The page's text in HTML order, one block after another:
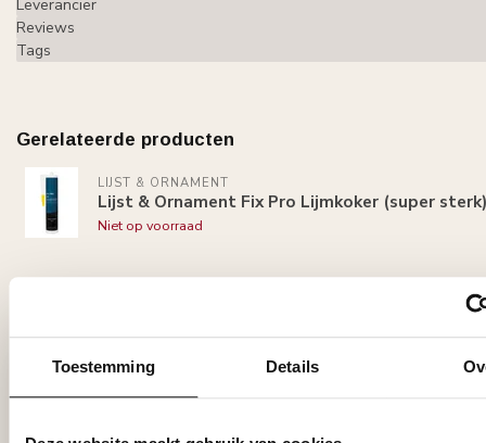
Toestemming Details
Leverancier
Reviews
Tags
Gerelateerde producten
LIJST & ORNAMENT
Lijst & Ornament Fix Pro Lijmkoker (super sterk)
Niet op voorraad